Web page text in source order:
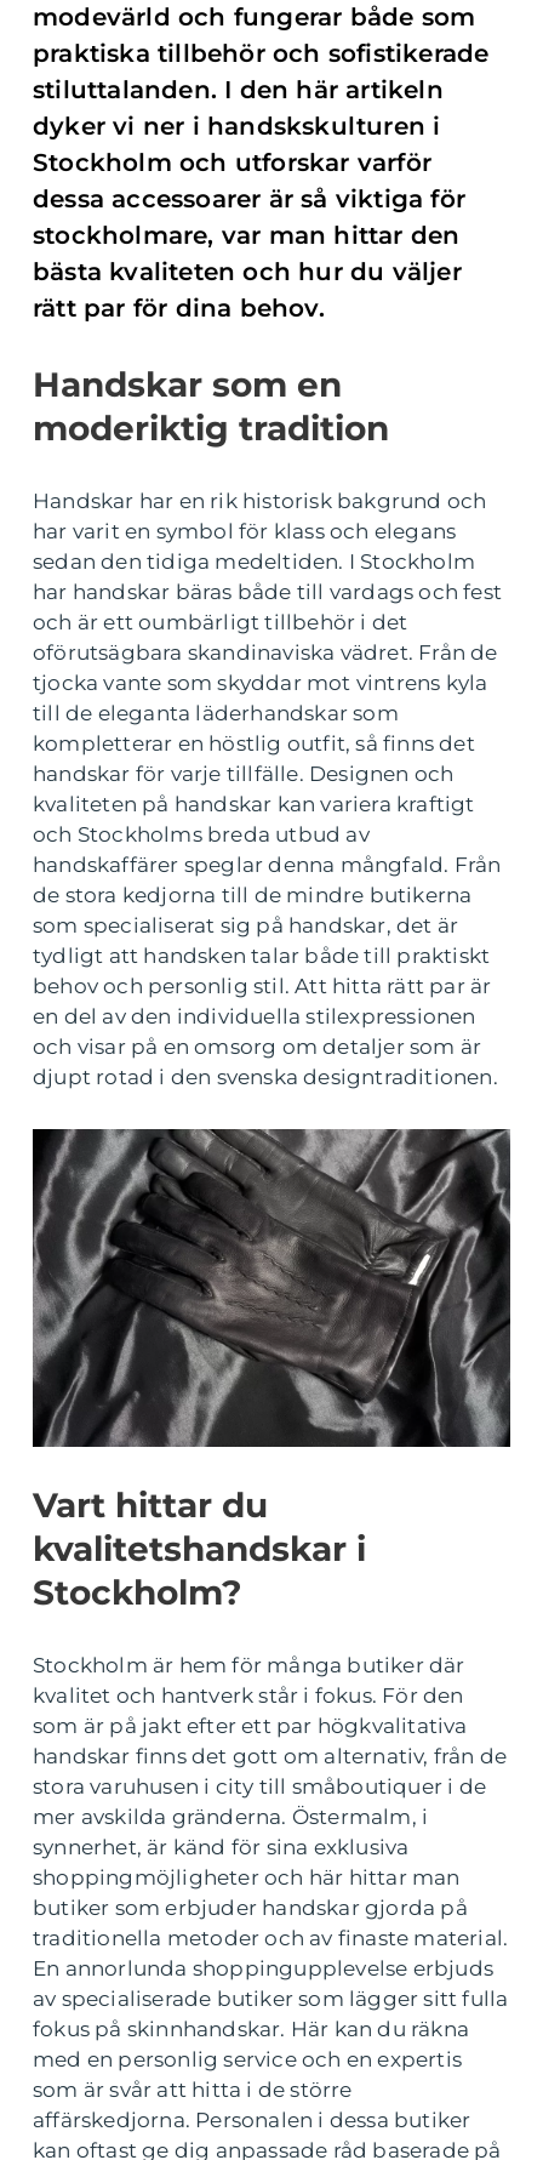
modevärld och fungerar både som
praktiska tillbehör och sofistikerade
stiluttalanden. I den här artikeln
dyker vi ner i handskskulturen i
Stockholm och utforskar varför
dessa accessoarer är så viktiga för
stockholmare, var man hittar den
bästa kvaliteten och hur du väljer
rätt par för dina behov.
Handskar som en
moderiktig tradition
Handskar har en rik historisk bakgrund och
har varit en symbol för klass och elegans
sedan den tidiga medeltiden. I Stockholm
har handskar bäras både till vardags och fest
och är ett oumbärligt tillbehör i det
oförutsägbara skandinaviska vädret. Från de
tjocka vante som skyddar mot vintrens kyla
till de eleganta läderhandskar som
kompletterar en höstlig outfit, så finns det
handskar för varje tillfälle. Designen och
kvaliteten på handskar kan variera kraftigt
och Stockholms breda utbud av
handskaffärer speglar denna mångfald. Från
de stora kedjorna till de mindre butikerna
som specialiserat sig på handskar, det är
tydligt att handsken talar både till praktiskt
behov och personlig stil. Att hitta rätt par är
en del av den individuella stilexpressionen
och visar på en omsorg om detaljer som är
djupt rotad i den svenska designtraditionen.
Vart hittar du
kvalitetshandskar i
Stockholm?
Stockholm är hem för många butiker där
kvalitet och hantverk står i fokus. För den
som är på jakt efter ett par högkvalitativa
handskar finns det gott om alternativ, från de
stora varuhusen i city till småboutiquer i de
mer avskilda gränderna. Östermalm, i
synnerhet, är känd för sina exklusiva
shoppingmöjligheter och här hittar man
butiker som erbjuder handskar gjorda på
traditionella metoder och av finaste material.
En annorlunda shoppingupplevelse erbjuds
av specialiserade butiker som lägger sitt fulla
fokus på skinnhandskar. Här kan du räkna
med en personlig service och en expertis
som är svår att hitta i de större
affärskedjorna. Personalen i dessa butiker
kan oftast ge dig anpassade råd baserade på